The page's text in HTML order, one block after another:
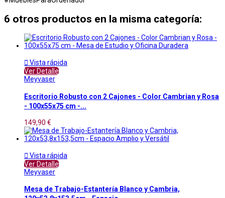
6 otros productos en la misma categoría:
 Vista rápida
Ver Detalle
Meyvaser
Escritorio Robusto con 2 Cajones - Color Cambrian y Rosa
- 100x55x75 cm -...
149,90 €
 Vista rápida
Ver Detalle
Meyvaser
Mesa de Trabajo-Estantería Blanco y Cambria,